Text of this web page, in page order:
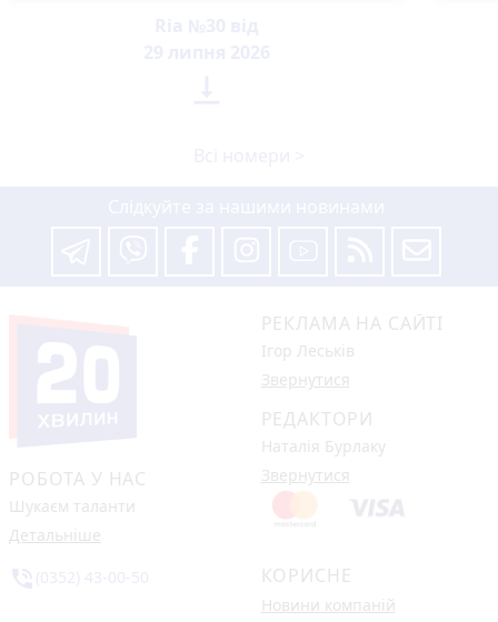
РОБОТА У НАС
Шукаєм таланти
Детальніше
РЕКЛАМА НА САЙТІ
Ігор Леськів
Звернутися
РЕДАКТОРИ
Наталія Бурлаку
Звернутися
КОРИСНЕ
Новини компаній